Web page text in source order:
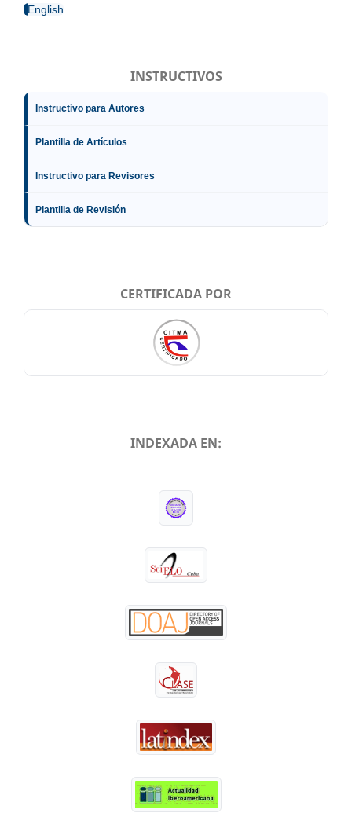
English
INSTRUCTIVOS
Instructivo para Autores
Plantilla de Artículos
Instructivo para Revisores
Plantilla de Revisión
CERTIFICADA POR
INDEXADA EN: